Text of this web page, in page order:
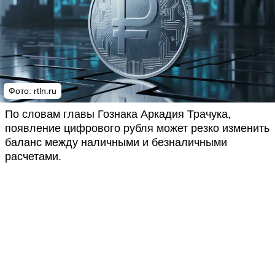
Фото: rtln.ru
По словам главы Гознака Аркадия Трачука,
появление цифрового рубля может резко изменить
баланс между наличными и безналичными
расчетами.